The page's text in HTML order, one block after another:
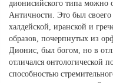
дионисийского типа можно
Античности. Это был своего
халдейской, иранской и
образов, почерпнутых из
Дионис, был богом, но в
отличался онтологической
способностью